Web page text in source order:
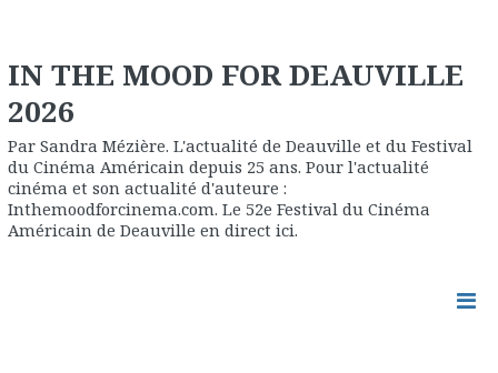
IN THE MOOD FOR DEAUVILLE
2026
Par Sandra Mézière. L'actualité de Deauville et du Festival
du Cinéma Américain depuis 25 ans. Pour l'actualité
cinéma et son actualité d'auteure :
Inthemoodforcinema.com. Le 52e Festival du Cinéma
Américain de Deauville en direct ici.